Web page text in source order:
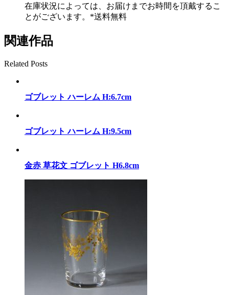
在庫状況によっては、お届けまでお時間を頂戴するこ
とがございます。*送料無料
関連作品
Related Posts
ゴブレット ハーレム H:6.7cm
ゴブレット ハーレム H:9.5cm
金赤 草花文 ゴブレット H6.8cm